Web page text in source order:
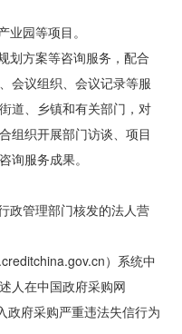
园等项目。
划方案等咨询服务，配合
会议组织、会议记录等服
道、乡镇和有关部门，对
组织开展部门访谈、项目
询服务成果。
政管理部门核发的法人营
）系统中
人在中国政府采购网
政府采购严重违法失信行为